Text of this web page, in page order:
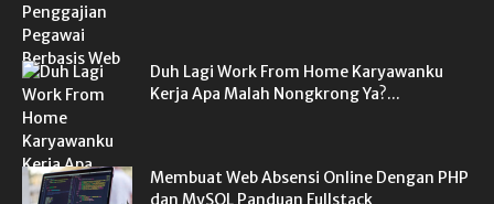
Duh Lagi Work From Home Karyawanku
Kerja Apa Malah Nongkrong Ya?...
Membuat Web Absensi Online Dengan PHP
dan MySQL Panduan Fullstack